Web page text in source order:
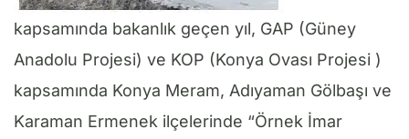
kapsamında bakanlık geçen yıl, GAP (Güney
Anadolu Projesi) ve KOP (Konya Ovası Projesi )
kapsamında Konya Meram, Adıyaman Gölbaşı ve
Karaman Ermenek ilçelerinde “Örnek İmar